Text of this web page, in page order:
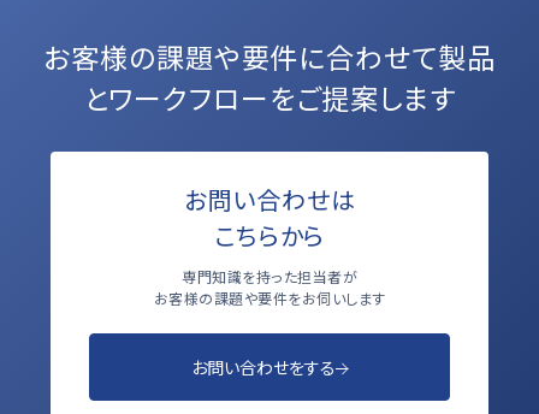
お客様の課題や要件に合わせて製品
とワークフローをご提案します
お問い合わせは
こちらから
専門知識を持った担当者が
お客様の課題や要件をお伺いします
お問い合わせをする